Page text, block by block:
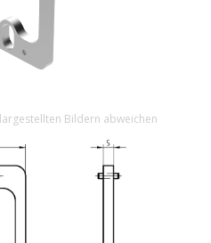
Bildern abweichen